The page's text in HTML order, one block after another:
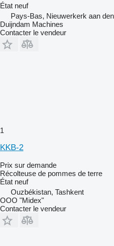
État neuf
Pays-Bas, Nieuwerkerk aan
Duijndam Machines
Contacter le vendeur
1
KKB-2
Prix sur demande
Récolteuse de pommes de terre
État neuf
Ouzbékistan, Tashkent
OOO "Midex"
Contacter le vendeur